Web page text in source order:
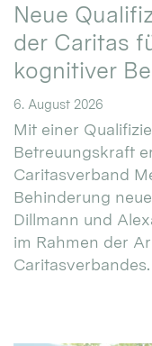
Neue
der Caritas
kognitiver
6. August 2026
Mit einer
Betreuungskraft
Caritasverband
Behinderung
Dillmann und
im Rahmen der
Caritasverbandes.